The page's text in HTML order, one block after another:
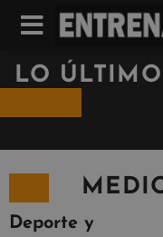
LO ÚLTIMO
Deporte y